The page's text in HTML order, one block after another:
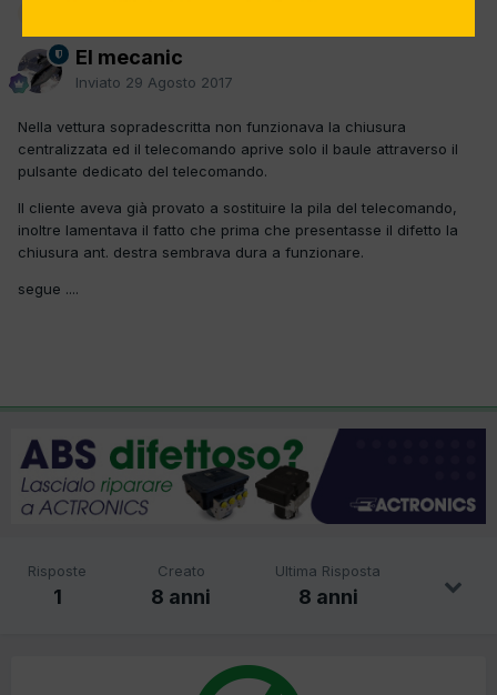
El mecanic
Inviato 29 Agosto 2017
Nella vettura sopradescritta non funzionava la chiusura
centralizzata ed il telecomando aprive solo il baule attraverso il
pulsante dedicato del telecomando.
Il cliente aveva già provato a sostituire la pila del telecomando,
inoltre lamentava il fatto che prima che presentasse il difetto la
chiusura ant. destra sembrava dura a funzionare.
segue ....
Risposte
1
Creato
8 anni
Ultima Risposta
8 anni